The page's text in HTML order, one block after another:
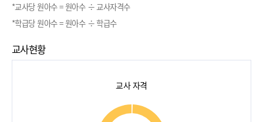
*교사당 원아수 = 원아수 ÷ 교사자격수
*학급당 원아수 = 원아수 ÷ 학급수
교사현황
교사 자격